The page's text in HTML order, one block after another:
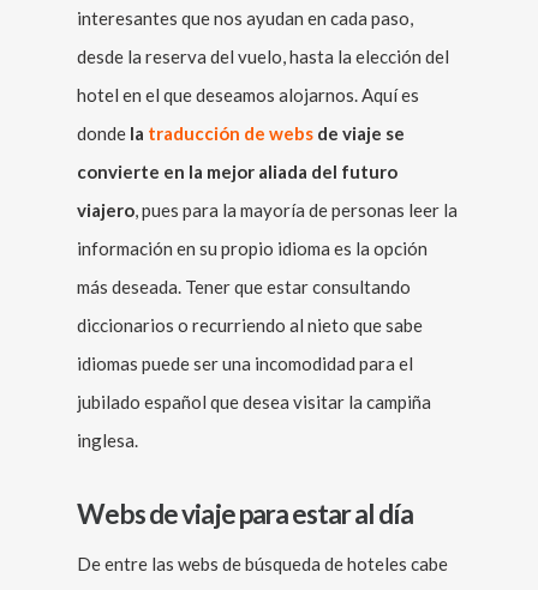
interesantes que nos ayudan en cada paso,
desde la reserva del vuelo, hasta la elección del
hotel en el que deseamos alojarnos. Aquí es
donde la traducción de webs de viaje se
convierte en la mejor aliada del futuro
viajero, pues para la mayoría de personas leer la
información en su propio idioma es la opción
más deseada. Tener que estar consultando
diccionarios o recurriendo al nieto que sabe
idiomas puede ser una incomodidad para el
jubilado español que desea visitar la campiña
inglesa.
Webs de viaje para estar al día
De entre las webs de búsqueda de hoteles cabe